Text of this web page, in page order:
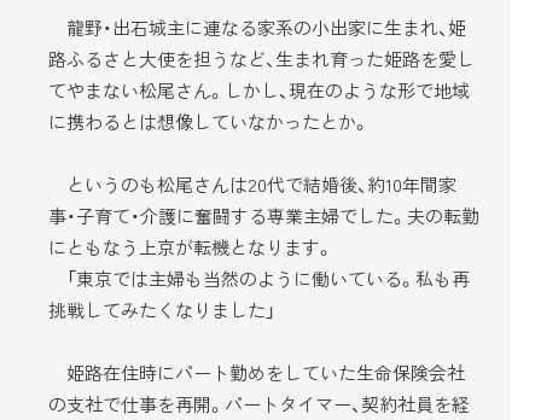
龍野・出石城主に連なる家系の小出家に生まれ、姫
路ふるさと大使を担うなど、生まれ育った姫路を愛し
てやまない松尾さん。しかし、現在のような形で地域
に携わるとは想像していなかったとか。
というのも松尾さんは20代で結婚後、約10年間家
事・子育て・介護に奮闘する専業主婦でした。夫の転勤
にともなう上京が転機となります。
「東京では主婦も当然のように働いている。私も再
挑戦してみたくなりました」
姫路在住時にパート勤めをしていた生命保険会社
の支社で仕事を再開。パートタイマー、契約社員を経